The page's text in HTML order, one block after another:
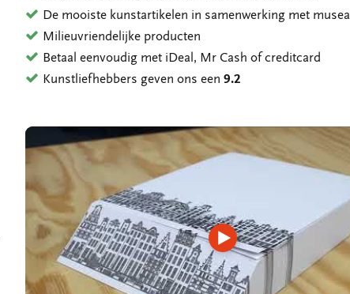
De mooiste kunstartikelen in samenwerking met musea
Milieuvriendelijke producten
Betaal eenvoudig met iDeal, Mr Cash of creditcard
Kunstliefhebbers geven ons een9.2
Video
afspelen